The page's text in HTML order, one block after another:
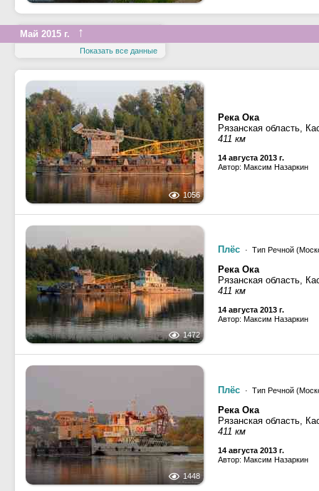
Май 2015 г. ↑
Показать все данные
1056
Река Ока
Рязанская область,
411 км
14 августа 2013 г.
Автор: Максим Назаркин
1472
Плёс · Тип Речной
Река Ока
Рязанская область,
411 км
14 августа 2013 г.
Автор: Максим Назаркин
1448
Плёс · Тип Речной
Река Ока
Рязанская область,
411 км
14 августа 2013 г.
Автор: Максим Назаркин